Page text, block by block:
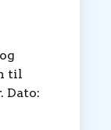
til
Dato: